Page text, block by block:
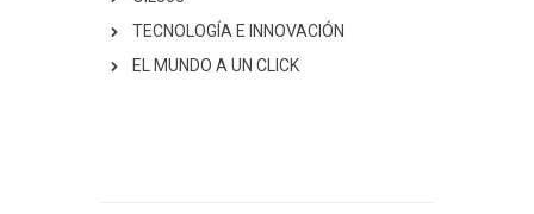
TECNOLOGÍA E INNOVACIÓN
EL MUNDO A UN CLICK